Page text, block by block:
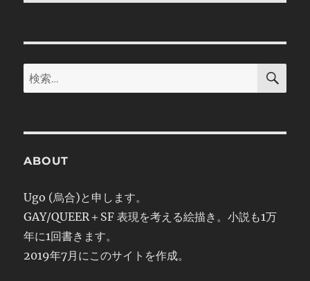
検
索:
検
ABOUT
Ugo (烏合)と申します。
GAY/QUEER＋SF 表現を考える絵描き。小説も1万
年に1回書きます。
2019年7月にこのサイトを作成。